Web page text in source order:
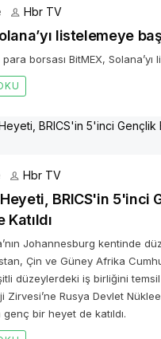
Hbr TV
listelemeye
borsası BitMEX, Solana’yı
Hbr TV
BRICS'in 5'inci
Johannesburg kentinde
Çin ve Güney Afrika
düzeylerdeki iş birliğini temsil
Zirvesi’ne Rusya Devlet
genç bir heyet de katıldı.